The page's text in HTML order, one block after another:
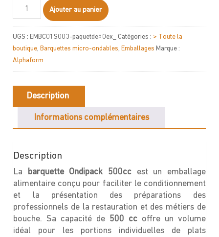
quantité
Barquette
Ondipack
500cc
Ajouter au panier
UGS :EMBC01S003-paquetde50ex_ Catégories : > Toute la
boutique,Barquettes micro-ondables,Emballages Marque :
Alphaform
Description
Informations complémentaires
Description
La barquette Ondipack 500cc est un emballage
alimentaire conçu pour faciliter le conditionnement
et la présentation des préparations des
professionnels de la restauration et des métiers de
bouche. Sa capacité de 500 ccoffre un volume
idéal pour les portions individuelles de plats